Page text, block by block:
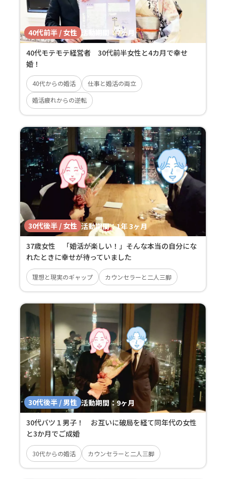
40代前半 / 女性 活動期間：7ヶ月
40代モテモテ経営者 30代前半女性と4カ月で幸せ
婚！
40代からの婚活
仕事と婚活の両立
婚活疲れからの逆転
30代後半 / 女性 活動期間：1年 3ヶ月
37歳女性 「婚活が楽しい！」そんな本当の自分にな
れたときに幸せが待っていました
理想と現実のギャップ カウンセラーと二人三脚
30代後半 / 男性 活動期間：9ヶ月
30代バツ１男子！ お互いに破局を経て同年代の女性
と3か月でご成婚
30代からの婚活 カウンセラーと二人三脚